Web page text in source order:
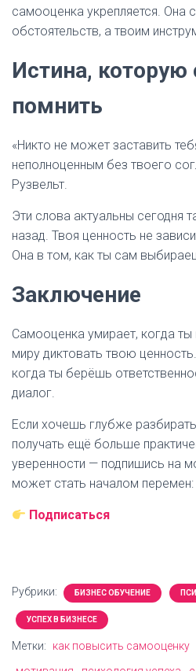
самооценка укрепляется. Она
обстоятельств, а твоим
Истина, которую
помнить
«Никто не может заставить
неполноценным без твоего
Рузвельт.
Эти слова актуальны сегодня
назад. Твоя ценность не
Она в том, как ты сам
Заключение
Самооценка умирает, когда
миру диктовать твою
когда ты берёшь
диалог.
Если хочешь глубже
получать ещё больше
уверенности — подпишись на
может стать началом перемен:
Подписаться
Рубрики: БИЗНЕС ОБУЧЕНИЕ
УСПЕХ В БИЗНЕСЕ
Метки: как повысить самооценку